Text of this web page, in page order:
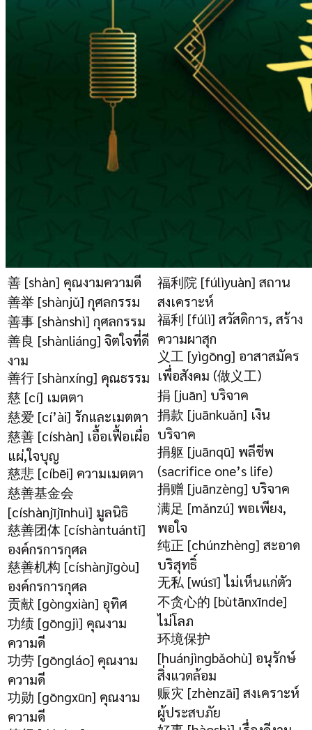
善 [shàn] คุณงามความดี
善举 [shànjǔ] กุศลกรรม
善事 [shànshì] กุศลกรรม
善良 [shànliáng] จิตใจที่ดี
งาม
善行 [shànxíng] คุณธรรม
慈 [cí] เมตตา
慈爱 [cí’ài] รักและเมตตา
慈善 [císhàn] เอื้อเฟื้อเผื่อ
แผ่,ใจบุญ
慈悲 [cíbēi] ความเมตตา
慈善基金会
[císhànjījīnhuì] มูลนิธิ
慈善团体 [císhàntuántǐ]
องค์กรการกุศล
慈善机构 [císhànjīgòu]
องค์กรการกุศล
贡献 [gòngxiàn] อุทิศ
功绩 [gōngjì] คุณงาม
ความดี
功劳 [gōngláo] คุณงาม
ความดี
功勋 [gōngxūn] คุณงาม
ความดี
福利院 [fúlìyuàn] สถาน
สงเคราะห์
福利 [fúlì] สวัสดิการ, สร้าง
ความผาสุก
义工 [yìgōng] อาสาสมัคร
เพื่อสังคม (做义工)
捐 [juān] บริจาค
捐款 [juānkuǎn] เงิน
บริจาค
捐躯 [juānqū] พลีชีพ
(sacrifice one’s life)
捐赠 [juānzèng] บริจาค
满足 [mǎnzú] พอเพียง,
พอใจ
纯正 [chúnzhèng] สะอาด
บริสุทธิ์
无私 [wúsī] ไม่เห็นแก่ตัว
不贪心的 [bùtānxīnde]
ไม่โลภ
环境保护
[huánjìngbǎohù] อนุรักษ์
สิ่งแวดล้อม
赈灾 [zhènzāi] สงเคราะห์
ผู้ประสบภัย